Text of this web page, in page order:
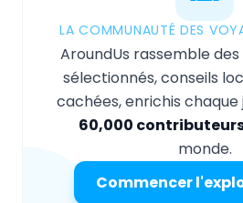
LA COMMUNAUTÉ DES
AroundUs rassemble
sélectionnés, conseils
cachées, enrichis
60,000
monde.
Commencer